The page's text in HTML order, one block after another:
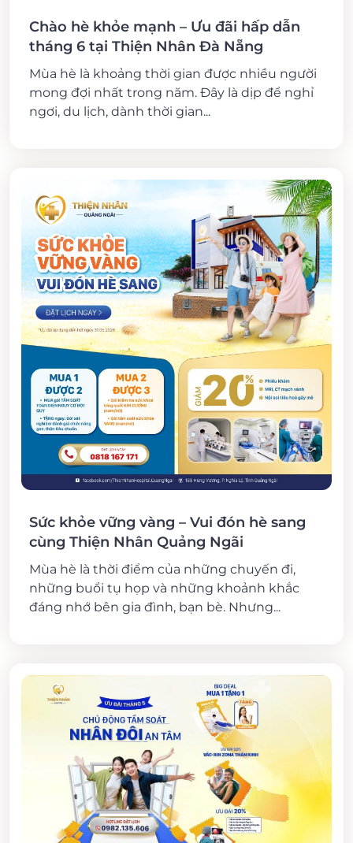
Chào hè khỏe mạnh – Ưu đãi hấp dẫn
tháng 6 tại Thiện Nhân Đà Nẵng
Mùa hè là khoảng thời gian được nhiều người
mong đợi nhất trong năm. Đây là dịp để nghỉ
ngơi, du lịch, dành thời gian...
Sức khỏe vững vàng – Vui đón hè sang
cùng Thiện Nhân Quảng Ngãi
Mùa hè là thời điểm của những chuyến đi,
những buổi tụ họp và những khoảnh khắc
đáng nhớ bên gia đình, bạn bè. Nhưng...